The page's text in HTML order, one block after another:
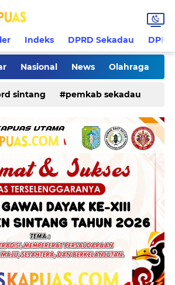
Indeks DPRD Sekadau
Nasional News Olahraga
Sanggau Sekadau
kriminal
sintang pemkab sekadau